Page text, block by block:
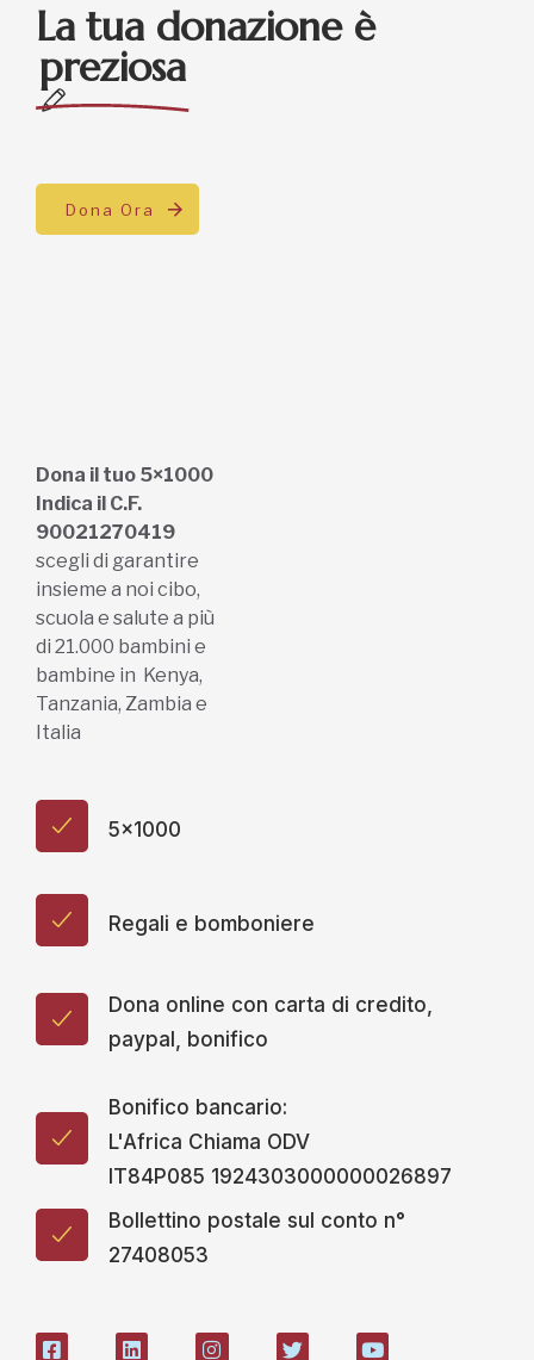
La tua donazione è
preziosa
Dona Ora
Dona il tuo 5×1000
Indica il C.F.
90021270419
scegli di garantire
insieme a noi cibo,
scuola e salute a più
di 21.000 bambini e
bambine in Kenya,
Tanzania, Zambia e
Italia
5x1000
Regali e bomboniere
Dona online con carta di credito,
paypal, bonifico
Bonifico bancario:
L'Africa Chiama ODV
IT84P085 1924303000000026897
Bollettino postale sul conto n°
27408053